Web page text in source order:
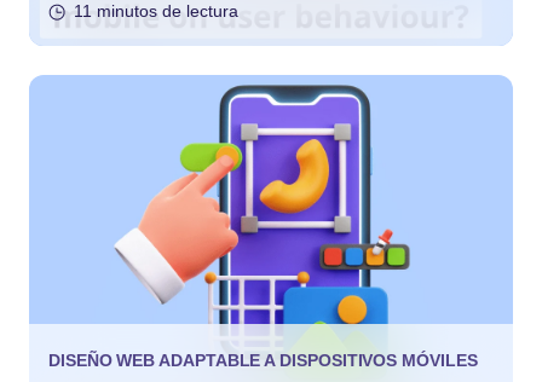
11 minutos de lectura
DISEÑO WEB ADAPTABLE A DISPOSITIVOS MÓVILES